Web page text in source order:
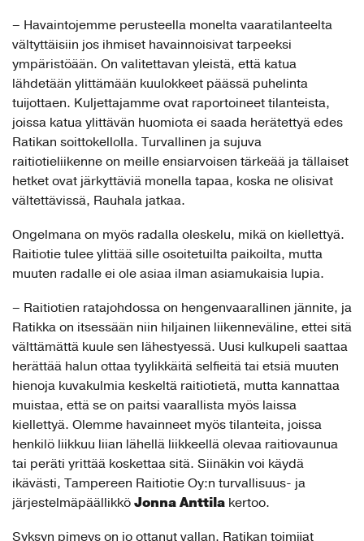
– Havaintojemme perusteella monelta vaaratilanteelta
vältyttäisiin jos ihmiset havainnoisivat tarpeeksi
ympäristöään. On valitettavan yleistä, että katua
lähdetään ylittämään kuulokkeet päässä puhelinta
tuijottaen. Kuljettajamme ovat raportoineet tilanteista,
joissa katua ylittävän huomiota ei saada herätettyä edes
Ratikan soittokellolla. Turvallinen ja sujuva
raitiotieliikenne on meille ensiarvoisen tärkeää ja tällaiset
hetket ovat järkyttäviä monella tapaa, koska ne olisivat
vältettävissä, Rauhala jatkaa.
Ongelmana on myös radalla oleskelu, mikä on kiellettyä.
Raitiotie tulee ylittää sille osoitetuilta paikoilta, mutta
muuten radalle ei ole asiaa ilman asiamukaisia lupia.
– Raitiotien ratajohdossa on hengenvaarallinen jännite, ja
Ratikka on itsessään niin hiljainen liikenneväline, ettei sitä
välttämättä kuule sen lähestyessä. Uusi kulkupeli saattaa
herättää halun ottaa tyylikkäitä selfieitä tai etsiä muuten
hienoja kuvakulmia keskeltä raitiotietä, mutta kannattaa
muistaa, että se on paitsi vaarallista myös laissa
kiellettyä. Olemme havainneet myös tilanteita, joissa
henkilö liikkuu liian lähellä liikkeellä olevaa raitiovaunua
tai peräti yrittää koskettaa sitä. Siinäkin voi käydä
ikävästi, Tampereen Raitiotie Oy:n turvallisuus- ja
järjestelmäpäällikkö Jonna Anttila kertoo.
Syksyn pimeys on jo ottanut vallan. Ratikan toimijat